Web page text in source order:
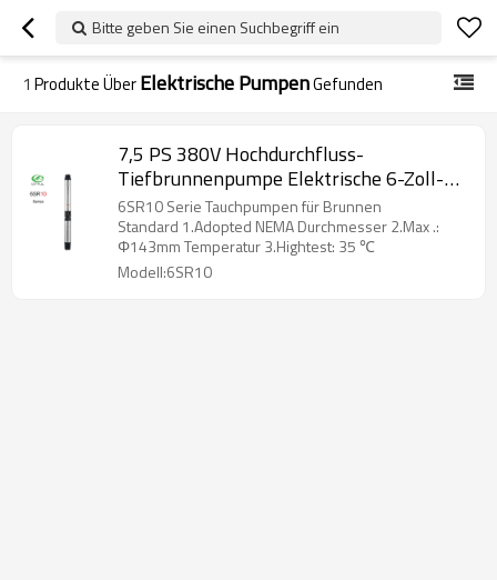
Bitte geben Sie einen Suchbegriff ein
1 Produkte ÜberElektrische PumpenGefunden
7,5 PS 380V Hochdurchfluss-
Tiefbrunnenpumpe Elektrische 6-Zoll-
Bohrlochpumpe
6SR10 Serie Tauchpumpen für Brunnen
Standard 1.Adopted NEMA Durchmesser 2.Max .:
Φ143mm Temperatur 3.Hightest: 35 ℃
Modell:6SR10